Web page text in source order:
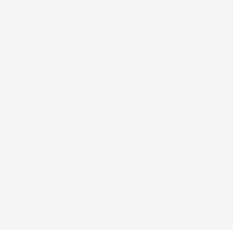
物英語、愛情英語、
七大主題，再依主題
面、迎接新生命、參
容，要讓你學到最實